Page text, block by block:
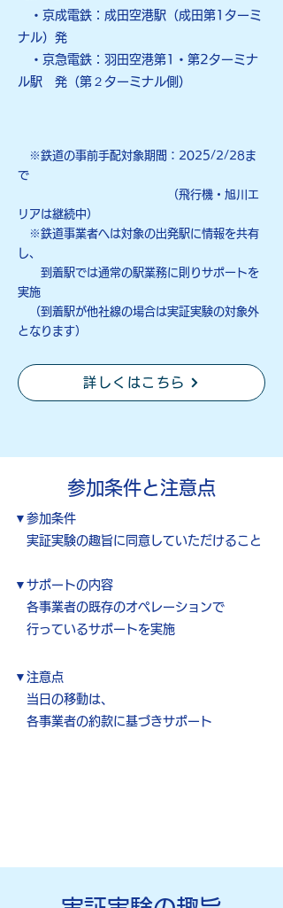
​ ・京成電鉄：成田空港駅（成田第1ターミ
ナル）発
・京急電鉄：羽田空港第1・第2ターミナ
ル駅 発 （第２ターミナル側）​
※鉄道の事前手配対象期間：2025/2/28ま
で
（飛行機・旭川エ
リアは継続中）
※鉄道事業者へは対象の出発駅に情報を共有
し、
到着駅では通常の駅業務に則りサポートを
実施
（到着駅が他社線の場合は実証実験の対象外
となります）
詳しくはこちら
参加条件と注意点
▼参加条件
実証実験の趣旨に同意していただけること
▼サポートの内容
各事業者の既存のオペレーションで
行っているサポートを実施
▼注意点​
当日の移動は、
各事業者の約款に基づきサポート